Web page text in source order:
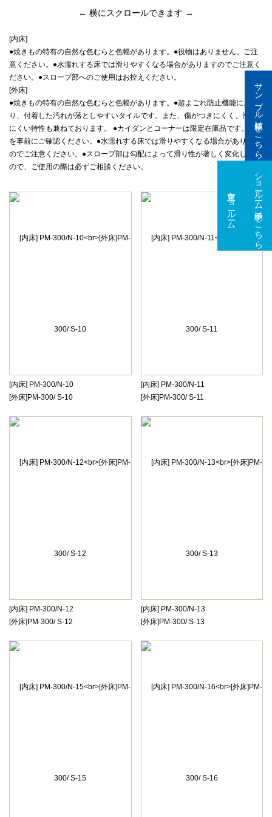
サンプル依頼はこちら
ショールーム予約はこちら
東京ショールーム 大阪ショールーム
← 横にスクロールできます →
[内床]
●焼きもの特有の自然な色むらと色幅があります。●役物はありません。ご注
意ください。●水濡れする床では滑りやすくなる場合がありますのでご注意く
ださい。●スロープ部へのご使用はお控えください。
[外床]
●焼きもの特有の自然な色むらと色幅があります。●超よごれ防止機能によ
り、付着した汚れが落としやすいタイルです。また、傷がつきにくく、滑り
にくい特性も兼ねております。 ●カイダンとコーナーは限定在庫品です。在庫
を事前にご確認ください。●水濡れする床では滑りやすくなる場合があります
のでご注意ください。●スロープ部は勾配によって滑り性が著しく変化します
ので、ご使用の際は必ずご相談ください。
[内床] PM-300/N-10
[外床]PM-300/ S-10
[内床] PM-300/N-11
[外床]PM-300/ S-11
[内床] PM-300/N-12
[外床]PM-300/ S-12
[内床] PM-300/N-13
[外床]PM-300/ S-13